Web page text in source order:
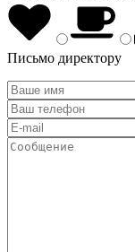
Письмо директору